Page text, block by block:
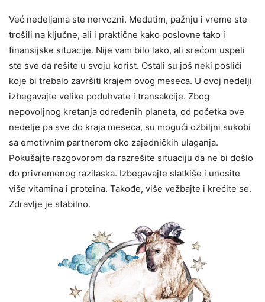
Već nedeljama ste nervozni. Međutim, pažnju i vreme ste
trošili na ključne, ali i praktične kako poslovne tako i
finansijske situacije. Nije vam bilo lako, ali srećom uspeli
ste sve da rešite u svoju korist. Ostali su još neki poslići
koje bi trebalo završiti krajem ovog meseca. U ovoj nedelji
izbegavajte velike poduhvate i transakcije. Zbog
nepovoljnog kretanja određenih planeta, od početka ove
nedelje pa sve do kraja meseca, su mogući ozbiljni sukobi
sa emotivnim partnerom oko zajedničkih ulaganja.
Pokušajte razgovorom da razrešite situaciju da ne bi došlo
do privremenog razilaska. Izbegavajte slatkiše i unosite
više vitamina i proteina. Takođe, više vežbajte i krećite se.
Zdravlje je stabilno.